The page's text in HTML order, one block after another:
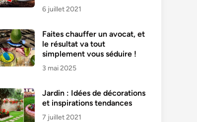
6 juillet 2021
Faites chauffer un avocat, et
le résultat va tout
simplement vous séduire !
3 mai 2025
Jardin : Idées de décorations
et inspirations tendances
7 juillet 2021